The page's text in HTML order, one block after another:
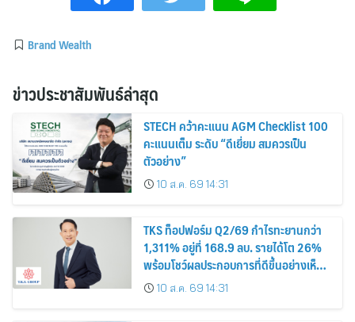
Brand Wealth
ข่าวประชาสัมพันธ์ล่าสุด
STECH คว้าคะแนน AGM Checklist 100
คะแนนเต็ม ระดับ “ดีเยี่ยม สมควรเป็น
ตัวอย่าง”
10 ส.ค. 69 14:31
TKS ท็อปฟอร์ม Q2/69 กำไรทะยานกว่า
1,311% อยู่ที่ 168.9 ลบ. รายได้โต 26%
พร้อมโชว์ผลประกอบการที่ดีขึ้นอย่างเห็น
ได้ชัด บอร์ดเคาะจ่ายปันผลระหว่างกาลหุ้น
ละ 0.12 บาท
10 ส.ค. 69 14:31